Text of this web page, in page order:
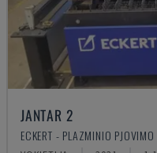
JANTAR 2
ECKERT - PLAZMINIO